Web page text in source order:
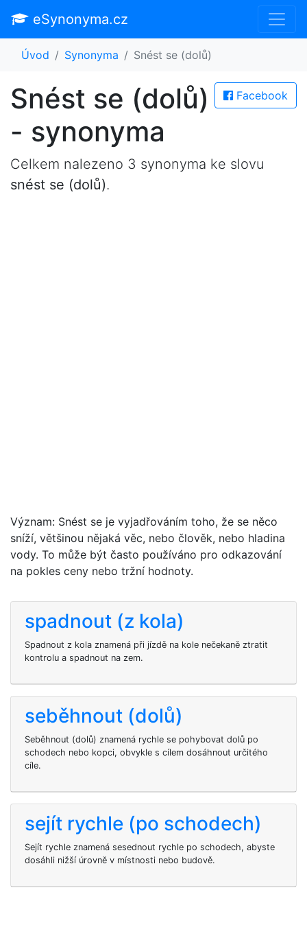
eSynonyma.cz
Úvod Synonyma Snést se (dolů)
Facebook
Snést se (dolů)
- synonyma
Celkem nalezeno 3 synonyma ke slovu
snést se (dolů).
Význam: Snést se je vyjadřováním toho, že se něco
sníží, většinou nějaká věc, nebo člověk, nebo hladina
vody. To může být často používáno pro odkazování
na pokles ceny nebo tržní hodnoty.
spadnout (z kola)
Spadnout z kola znamená při jízdě na kole nečekaně ztratit
kontrolu a spadnout na zem.
seběhnout (dolů)
Seběhnout (dolů) znamená rychle se pohybovat dolů po
schodech nebo kopci, obvykle s cílem dosáhnout určitého
cíle.
sejít rychle (po schodech)
Sejít rychle znamená sesednout rychle po schodech, abyste
dosáhli nižší úrovně v místnosti nebo budově.